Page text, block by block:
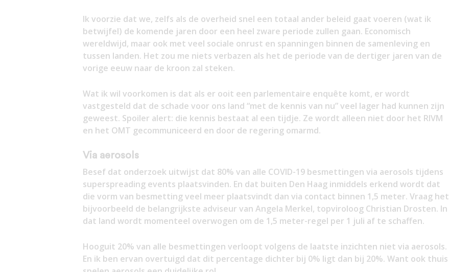
Ik voorzie dat we, zelfs als de overheid snel een totaal ander beleid gaat voeren (wat ik
betwijfel) de komende jaren door een heel zware periode zullen gaan. Economisch
wereldwijd, maar ook met veel sociale onrust en spanningen binnen de samenleving en
tussen landen. Het zou me niets verbazen als het de periode van de dertiger jaren van de
vorige eeuw naar de kroon zal steken.
Wat ik wil voorkomen is dat als er ooit een parlementaire enquête komt, er wordt
vastgesteld dat de schade voor ons land “met de kennis van nu” veel lager had kunnen zijn
geweest. Spoiler alert: die kennis bestaat al een tijdje. Ze wordt alleen niet door het RIVM
en het OMT gecommuniceerd en door de regering omarmd.
Via aerosols
Besef dat onderzoek uitwijst dat 80% van alle COVID-19 besmettingen via aerosols tijdens
superspreading events plaatsvinden. En dat buiten Den Haag inmiddels erkend wordt dat
die vorm van besmetting veel meer plaatsvindt dan via contact binnen 1,5 meter. Vraag het
bijvoorbeeld de belangrijkste adviseur van Angela Merkel, topviroloog Christian Drosten. In
dat land wordt momenteel overwogen om de 1,5 meter-regel per 1 juli af te schaffen.
Hooguit 20% van alle besmettingen verloopt volgens de laatste inzichten niet via aerosols.
En ik ben ervan overtuigd dat dit percentage dichter bij 0% ligt dan bij 20%. Want ook thuis